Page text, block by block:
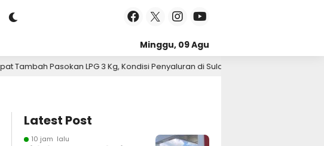
Minggu, 09 Agu
2026
3 Kg, Kondisi Penyaluran di Sulawesi Selatan Berlangsung Kondusif
Latest Post
10 jam lalu